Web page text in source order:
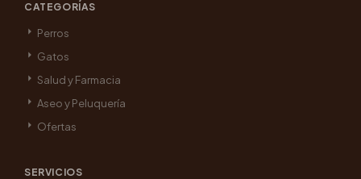
CATEGORÍAS
Perros
Gatos
Salud y Farmacia
Aseo y Peluquería
Ofertas
SERVICIOS